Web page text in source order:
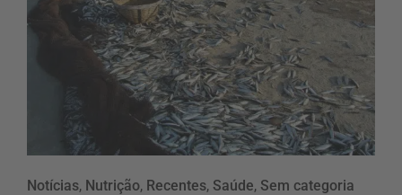
Notícias, Nutrição, Recentes, Saúde, Sem categoria